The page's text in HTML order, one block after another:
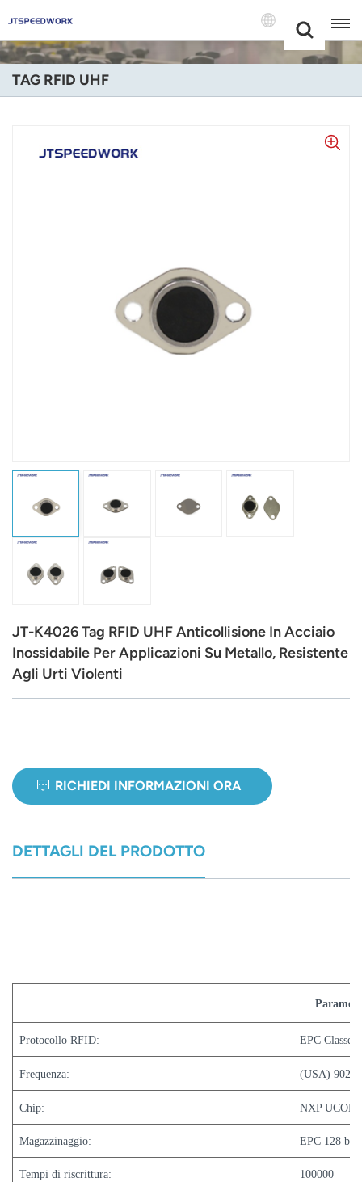
+86 -18681515767
English
Español
Português
Nederland
Türk
magyar
TAG RFID UHF
JT-K4026 Tag RFID UHF Anticollisione In Acciaio
Inossidabile Per Applicazioni Su Metallo, Resistente
Agli Urti Violenti
RICHIEDI INFORMAZIONI ORA
DETTAGLI DEL PRODOTTO
Protocollo RFID: EPC Classe
Frequenza: (USA) 902-
Chip: NXP
Magazzinaggio: EPC 128
Tempi di riscrittura: 100000